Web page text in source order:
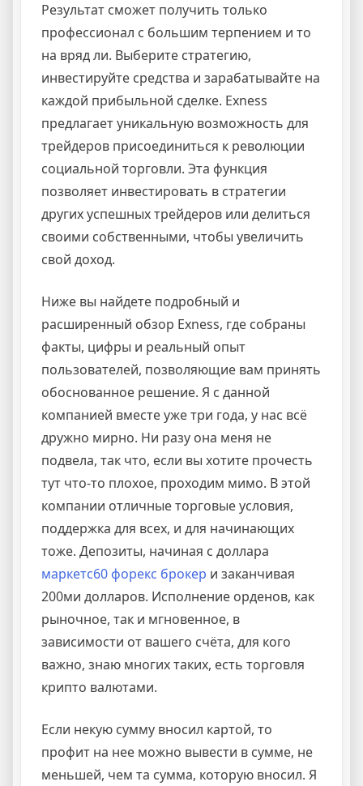
Результат сможет получить только
профессионал с большим терпением и то
на вряд ли. Выберите стратегию,
инвестируйте средства и зарабатывайте на
каждой прибыльной сделке. Exness
предлагает уникальную возможность для
трейдеров присоединиться к революции
социальной торговли. Эта функция
позволяет инвестировать в стратегии
других успешных трейдеров или делиться
своими собственными, чтобы увеличить
свой доход.
Ниже вы найдете подробный и
расширенный обзор Exness, где собраны
факты, цифры и реальный опыт
пользователей, позволяющие вам принять
обоснованное решение. Я с данной
компанией вместе уже три года, у нас всё
дружно мирно. Ни разу она меня не
подвела, так что, если вы хотите прочесть
тут что-то плохое, проходим мимо. В этой
компании отличные торговые условия,
поддержка для всех, и для начинающих
тоже. Депозиты, начиная с доллара
маркетс60 форекс брокер и заканчивая
200ми долларов. Исполнение орденов, как
рыночное, так и мгновенное, в
зависимости от вашего счёта, для кого
важно, знаю многих таких, есть торговля
крипто валютами.
Если некую сумму вносил картой, то
профит на нее можно вывести в сумме, не
меньшей, чем та сумма, которую вносил. Я